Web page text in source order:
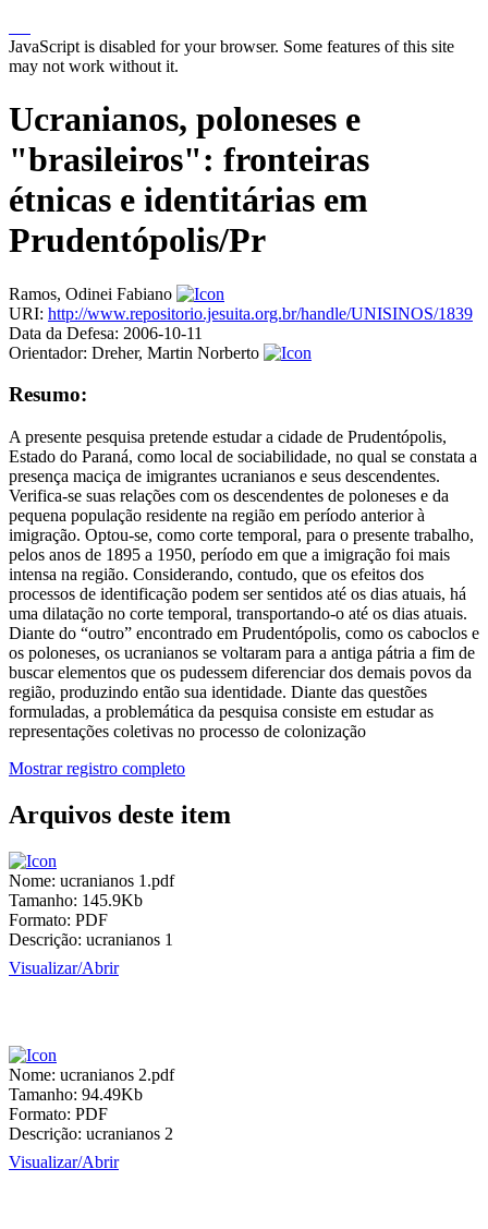
JavaScript is disabled for your browser. Some features of this site
may not work without it.
Ucranianos, poloneses e
"brasileiros": fronteiras
étnicas e identitárias em
Prudentópolis/Pr
Ramos, Odinei Fabiano
URI: http://www.repositorio.jesuita.org.br/handle/UNISINOS/1839
Data da Defesa: 2006-10-11
Orientador: Dreher, Martin Norberto
Resumo:
A presente pesquisa pretende estudar a cidade de Prudentópolis,
Estado do Paraná, como local de sociabilidade, no qual se constata a
presença maciça de imigrantes ucranianos e seus descendentes.
Verifica-se suas relações com os descendentes de poloneses e da
pequena população residente na região em período anterior à
imigração. Optou-se, como corte temporal, para o presente trabalho,
pelos anos de 1895 a 1950, período em que a imigração foi mais
intensa na região. Considerando, contudo, que os efeitos dos
processos de identificação podem ser sentidos até os dias atuais, há
uma dilatação no corte temporal, transportando-o até os dias atuais.
Diante do “outro” encontrado em Prudentópolis, como os caboclos e
os poloneses, os ucranianos se voltaram para a antiga pátria a fim de
buscar elementos que os pudessem diferenciar dos demais povos da
região, produzindo então sua identidade. Diante das questões
formuladas, a problemática da pesquisa consiste em estudar as
representações coletivas no processo de colonização
Mostrar registro completo
Arquivos deste item
Nome: ucranianos 1.pdf
Tamanho: 145.9Kb
Formato: PDF
Descrição: ucranianos 1
Visualizar/Abrir
Nome: ucranianos 2.pdf
Tamanho: 94.49Kb
Formato: PDF
Descrição: ucranianos 2
Visualizar/Abrir